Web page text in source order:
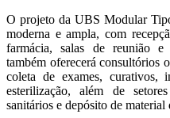
O projeto da UBS Modular
moderna e ampla, com
farmácia, salas de reunião e
também oferecerá consultórios
coleta de exames, curativos,
esterilização, além de
sanitários e depósito de